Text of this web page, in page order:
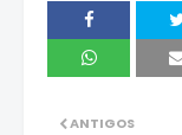
ANTIGOS